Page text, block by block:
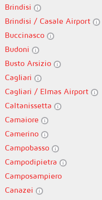
Brindisi
Brindisi / Casale Airport
Buccinasco
Budoni
Busto Arsizio
Cagliari
Cagliari / Elmas Airport
Caltanissetta
Camaiore
Camerino
Campobasso
Campodipietra
Camposampiero
Canazei